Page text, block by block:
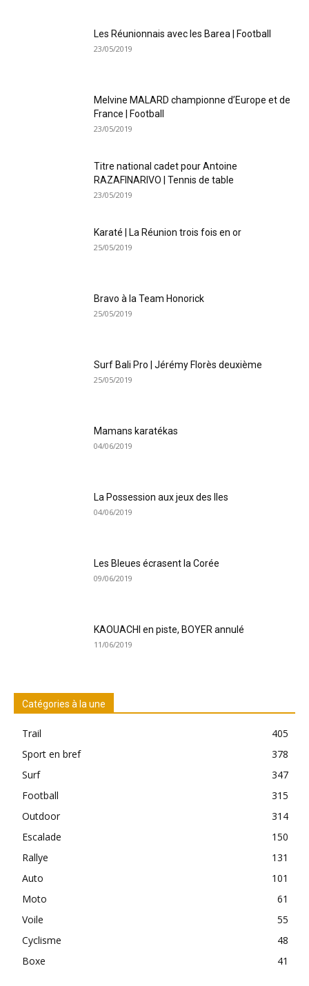
Les Réunionnais avec les Barea | Football
23/05/2019
Melvine MALARD championne d’Europe et de
France | Football
23/05/2019
Titre national cadet pour Antoine
RAZAFINARIVO | Tennis de table
23/05/2019
Karaté | La Réunion trois fois en or
25/05/2019
Bravo à la Team Honorick
25/05/2019
Surf Bali Pro | Jérémy Florès deuxième
25/05/2019
Mamans karatékas
04/06/2019
La Possession aux jeux des Iles
04/06/2019
Les Bleues écrasent la Corée
09/06/2019
KAOUACHI en piste, BOYER annulé
11/06/2019
Catégories à la une
Trail
405
Sport en bref
378
Surf
347
Football
315
Outdoor
314
Escalade
150
Rallye
131
Auto
101
Moto
61
Voile
55
Cyclisme
48
Boxe
41